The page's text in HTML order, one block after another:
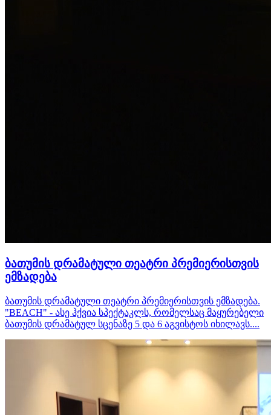
ბათუმის დრამატული თეატრი პრემიერისთვის
ემზადება
ბათუმის დრამატული თეატრი პრემიერისთვის ემზადება.
"BEACH" - ასე ჰქვია სპექტაკლს, რომელსაც მაყურებელი
ბათუმის დრამატულ სცენაზე 5 და 6 აგვისტოს იხილავს....